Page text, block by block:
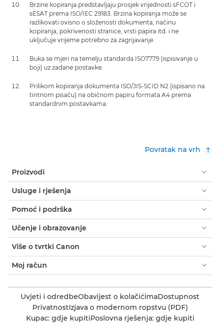
Brzine kopiranja predstavljaju prosjek vrijednosti sFCOT i
sESAT prema ISO/IEC 29183. Brzina kopiranja može se
razlikovati ovisno o složenosti dokumenta, načinu
kopiranja, pokrivenosti stranice, vrsti papira itd. i ne
uključuje vrijeme potrebno za zagrijavanje.
Buka se mjeri na temelju standarda ISO7779 (ispisivanje u
boji) uz zadane postavke.
Prilikom kopiranja dokumenta ISO/JIS-SCID N2 (ispisano na
tintnom pisaču) na običnom papiru formata A4 prema
standardnim postavkama.
Povratak na vrh
Proizvodi
Usluge i rješenja
Pomoć i podrška
Učenje i obrazovanje
Više o tvrtki Canon
Moj račun
Uvjeti i odredbeObavijest o kolačićimaDostupnost
PrivatnostIzjava o modernom ropstvu (PDF)
Kupac: gdje kupitiPoslovna rješenja: gdje kupiti